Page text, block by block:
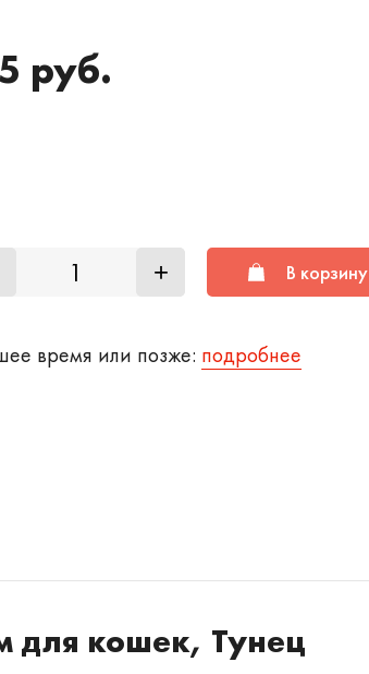
руб.
+ В корзину
время или позже: подробнее
для кошек, Тунец